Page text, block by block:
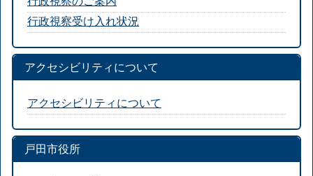
行政視察受け入れ状況
アクセシビリティについて
アクセシビリティについて
戸田市役所